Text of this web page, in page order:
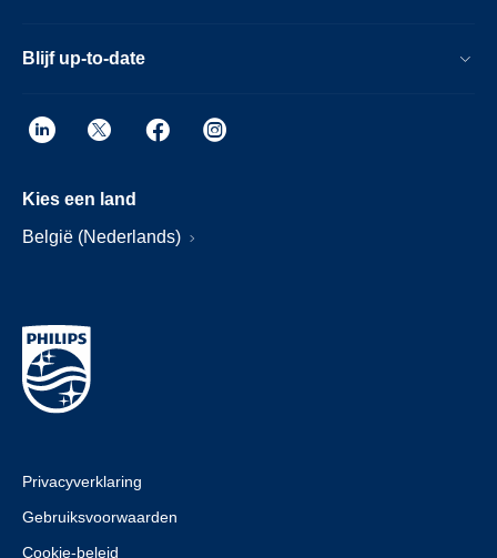
Blijf up-to-date
Kies een land
België (Nederlands)
Privacyverklaring
Gebruiksvoorwaarden
Cookie-beleid